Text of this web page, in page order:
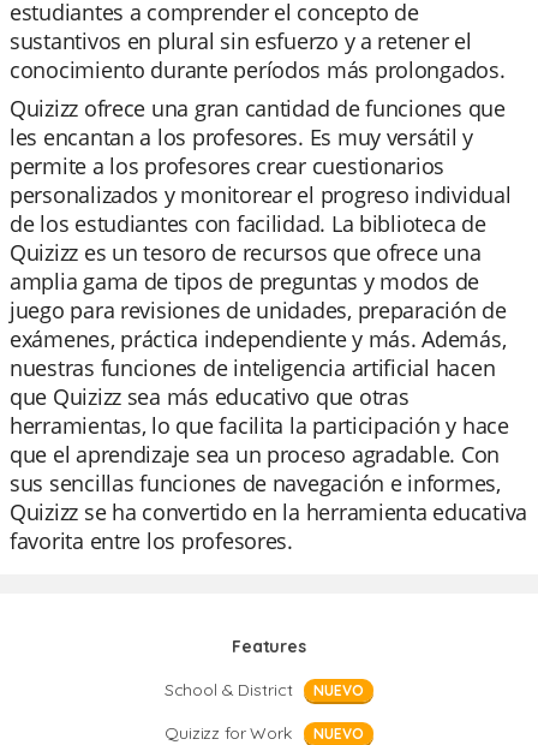
estudiantes a comprender el concepto de
sustantivos en plural sin esfuerzo y a retener el
conocimiento durante períodos más prolongados.
Quizizz ofrece una gran cantidad de funciones que
les encantan a los profesores. Es muy versátil y
permite a los profesores crear cuestionarios
personalizados y monitorear el progreso individual
de los estudiantes con facilidad. La biblioteca de
Quizizz es un tesoro de recursos que ofrece una
amplia gama de tipos de preguntas y modos de
juego para revisiones de unidades, preparación de
exámenes, práctica independiente y más. Además,
nuestras funciones de inteligencia artificial hacen
que Quizizz sea más educativo que otras
herramientas, lo que facilita la participación y hace
que el aprendizaje sea un proceso agradable. Con
sus sencillas funciones de navegación e informes,
Quizizz se ha convertido en la herramienta educativa
favorita entre los profesores.
Features
School & District
NUEVO
Quizizz for Work NUEVO